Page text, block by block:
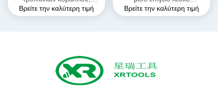
παράλληλο κομμάτι
Βρείτε την καλύτερη τιμή
κομματιών τρυπανιών HSS
Βρείτε την καλύτερη τιμή